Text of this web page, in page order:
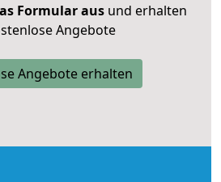
Formular ausund erhalten
Angebote
Angebote erhalten